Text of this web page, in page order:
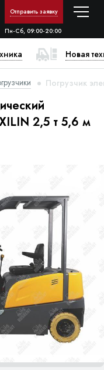
Отправить заявку
Пн-Сб, 09:00-20:00
Новая
Погрузчик
2,5 т 5,6 м